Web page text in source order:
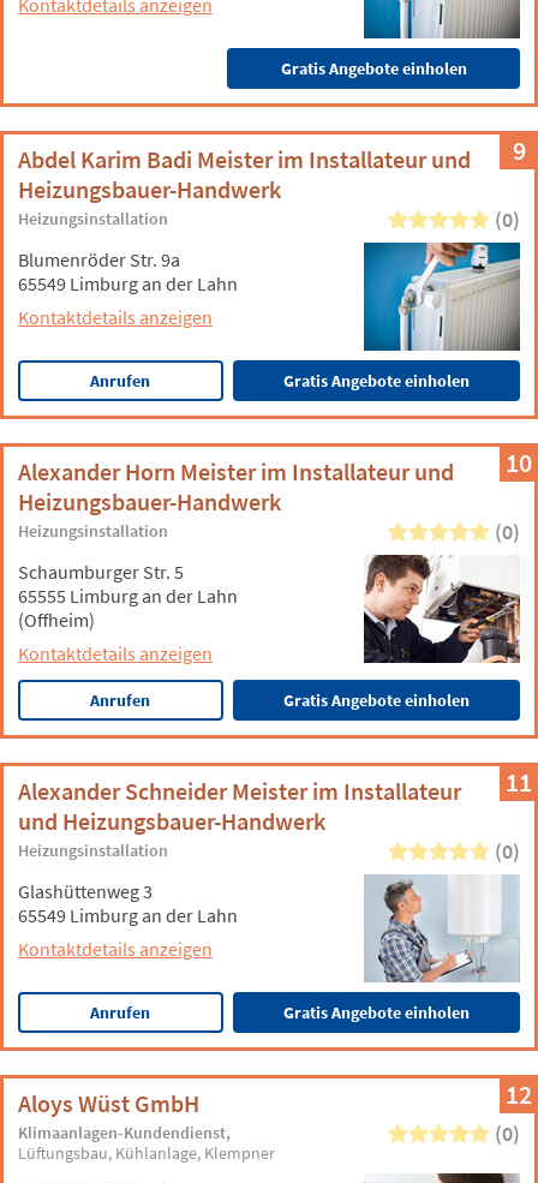
Kontaktdetails anzeigen
Gratis Angebote einholen
9
Abdel Karim Badi Meister im Installateur und
Heizungsbauer-Handwerk
Heizungsinstallation (0)
Blumenröder Str. 9a
65549 Limburg an der Lahn
Kontaktdetails anzeigen
Anrufen Gratis Angebote einholen
10
Alexander Horn Meister im Installateur und
Heizungsbauer-Handwerk
Heizungsinstallation (0)
Schaumburger Str. 5
65555 Limburg an der Lahn
(Offheim)
Kontaktdetails anzeigen
Anrufen Gratis Angebote einholen
11
Alexander Schneider Meister im Installateur
und Heizungsbauer-Handwerk
Heizungsinstallation (0)
Glashüttenweg 3
65549 Limburg an der Lahn
Kontaktdetails anzeigen
Anrufen Gratis Angebote einholen
12
Aloys Wüst GmbH
Klimaanlagen-Kundendienst
Lüftungsbau Kühlanlage Klempner
(0)